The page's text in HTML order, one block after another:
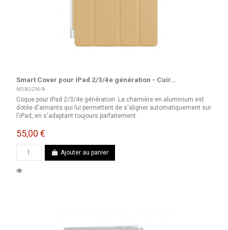
Smart Cover pour iPad 2/3/4e génération - Cuir...
MD302ZM/A
Coque pour iPad 2/3/4e génération La charnière en aluminium est
dotée d'aimants qui lui permettent de s'aligner automatiquement sur
l'iPad, en s'adaptant toujours parfaitement.
55,00 €
Ajouter au panier